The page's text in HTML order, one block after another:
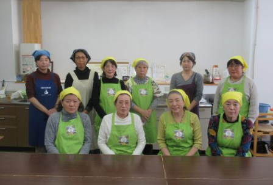
は
「松」
「お
な
様」
を
巻
験
も